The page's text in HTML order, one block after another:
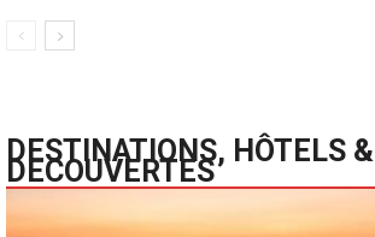
DESTINATIONS, HÔTELS &
DECOUVERTES